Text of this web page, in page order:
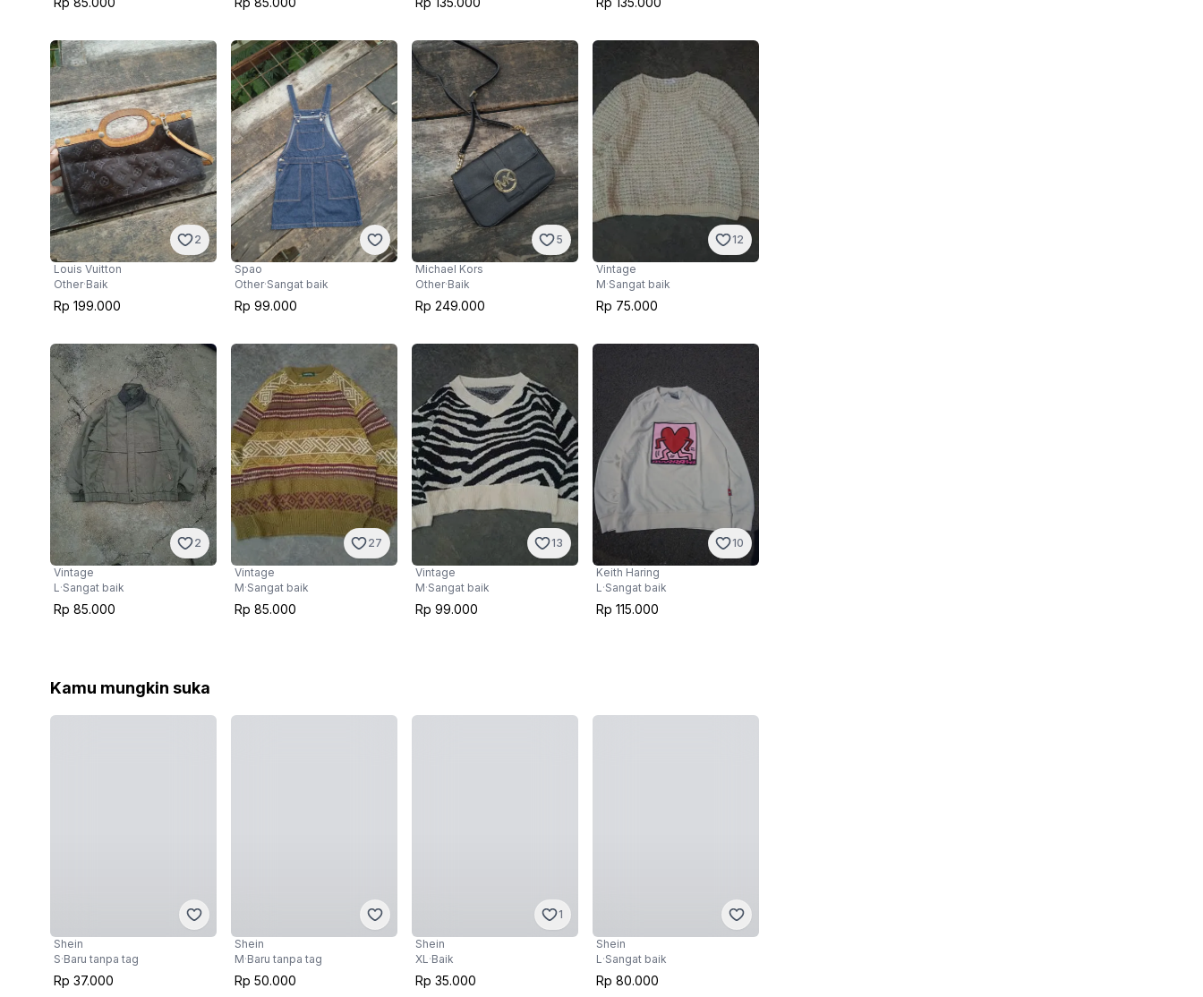
2
Louis Vuitton
Other·Baik
Rp 199.000
Spao
Other·Sangat baik
Rp 99.000
5
Michael Kors
Other·Baik
Rp 249.000
12
Vintage
M·Sangat baik
Rp 75.000
2
Vintage
L·Sangat baik
Rp 85.000
27
Vintage
M·Sangat baik
Rp 85.000
13
Vintage
M·Sangat baik
Rp 99.000
10
Keith Haring
L·Sangat baik
Rp 115.000
Kamu mungkin suka
Shein
S·Baru tanpa tag
Rp 37.000
Shein
M·Baru tanpa tag
Rp 50.000
1
Shein
XL·Baik
Rp 35.000
Shein
L·Sangat baik
Rp 80.000